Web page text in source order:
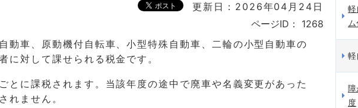
更新日：2026年04月24日
ページID：
1268
動車、原動機付自転車、小型特殊自動車、二輪の小型自動車の
に対して課せられる税金です。
とに課税されます。当該年度の途中で廃車や名義変更があった
れません。
軽
軽
障
度